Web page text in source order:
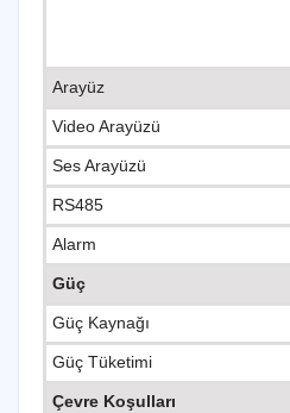
Arayüz
Video Arayüzü
Ses Arayüzü
RS485
Alarm
Güç
Güç Kaynağı
Güç Tüketimi
Çevre Koşulları